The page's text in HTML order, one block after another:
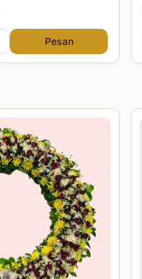
Pesan